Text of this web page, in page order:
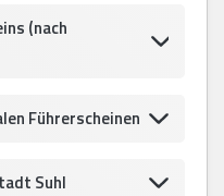
(nach
Führerscheinen
Suhl